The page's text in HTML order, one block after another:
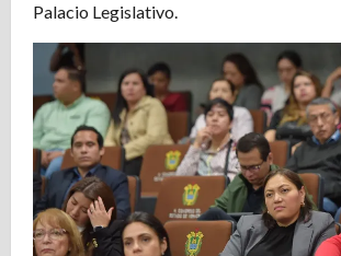
Palacio Legislativo.